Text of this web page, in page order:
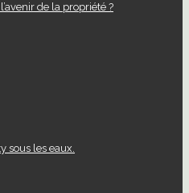
de la propriété ?
sous les eaux.